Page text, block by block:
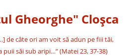
Gheorghe" Cloşca
de câte ori am voit să adun pe fiii tăi,
săi sub aripi…” (Matei 23, 37-38)